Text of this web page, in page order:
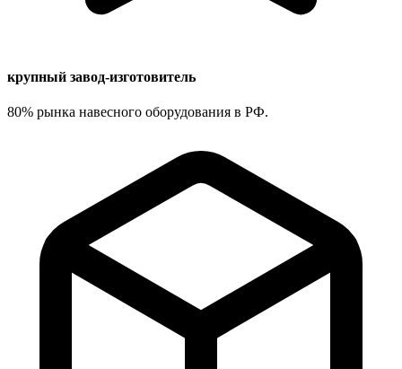
крупный завод-изготовитель
80% рынка навесного оборудования в РФ.